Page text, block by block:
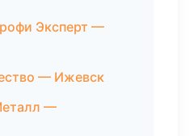
Эксперт —
— Ижевск
—